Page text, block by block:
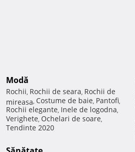
Modă
Rochii, Rochii de seara, Rochii de
mireasa, Costume de baie, Pantofi,
Rochii elegante, Inele de logodna,
Verighete, Ochelari de soare,
Tendinte 2020